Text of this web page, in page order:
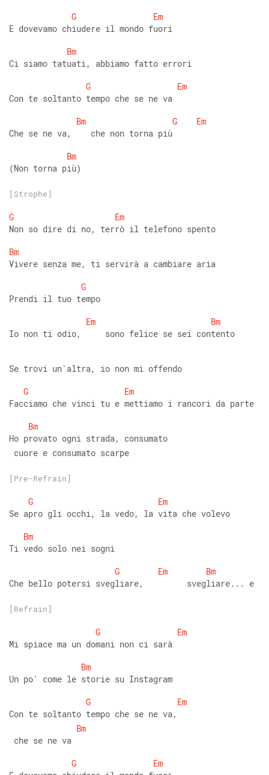
G
Em
E dovevamo chiudere il mondo fuori
Bm
Ci siamo tatuati, abbiamo fatto errori
G
Em
Con te soltanto tempo che se ne va
Bm
G
Em
Che se ne va,    che non torna più
Bm
(Non torna più)
[Strophe]
G
Em
Non so dire di no, terrò il telefono spento
Bm
Vivere senza me, ti servirà a cambiare aria
G
Prendi il tuo tempo
Em
Bm
Io non ti odio,     sono felice se sei contento
Se trovi un'altra, io non mi offendo
G
Em
Facciamo che vinci tu e mettiamo i rancori da parte
Bm
Ho provato ogni strada, consumato
cuore e consumato scarpe
[Pre-Refrain]
G
Em
Se apro gli occhi, la vedo, la vita che volevo
Bm
Ti vedo solo nei sogni
G
Em
Bm
Che bello potersi svegliare,         svegliare... e
[Refrain]
G
Em
Mi spiace ma un domani non ci sarà
Bm
Un po' come le storie su Instagram
G
Em
Con te soltanto tempo che se ne va,
Bm
che se ne va
G
Em